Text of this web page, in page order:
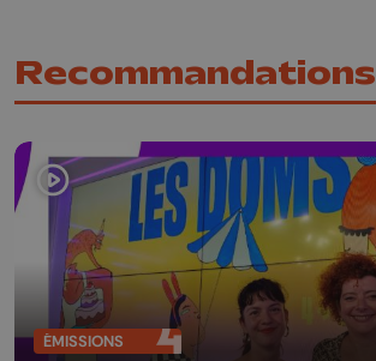
Recommandations
ÉMISSIONS